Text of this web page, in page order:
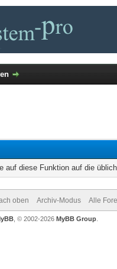
auf diese Funktion auf die
oben Archiv-Modus Alle
, © 2002-2026 MyBB Group.